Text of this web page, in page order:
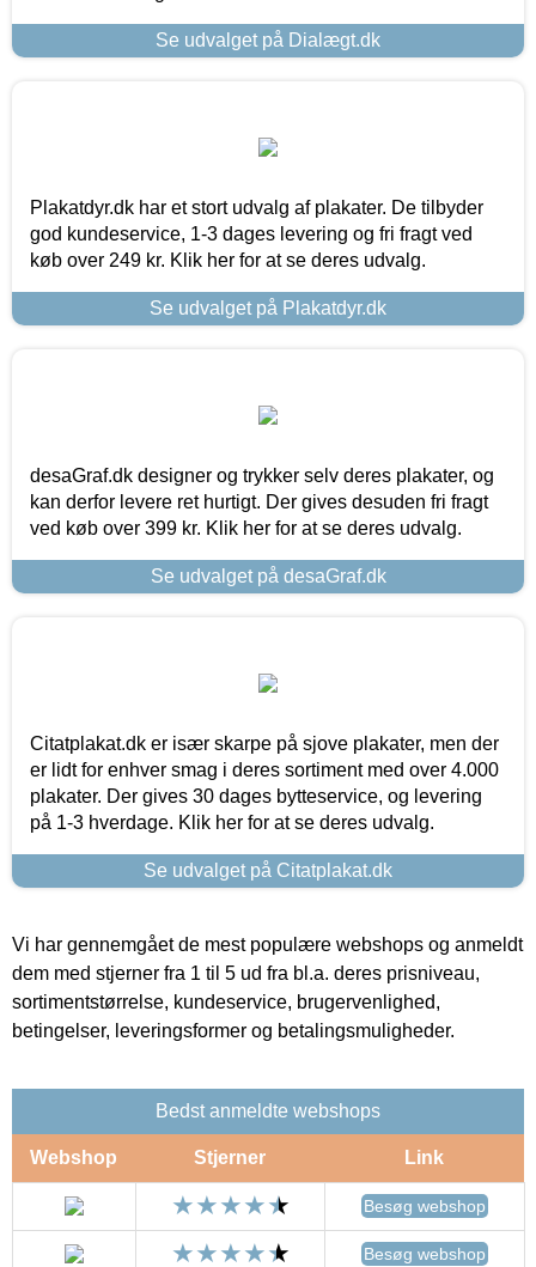
Se udvalget på Dialægt.dk
Plakatdyr.dk har et stort udvalg af plakater. De tilbyder
god kundeservice, 1-3 dages levering og fri fragt ved
køb over 249 kr. Klik her for at se deres udvalg.
Se udvalget på Plakatdyr.dk
desaGraf.dk designer og trykker selv deres plakater, og
kan derfor levere ret hurtigt. Der gives desuden fri fragt
ved køb over 399 kr. Klik her for at se deres udvalg.
Se udvalget på desaGraf.dk
Citatplakat.dk er især skarpe på sjove plakater, men der
er lidt for enhver smag i deres sortiment med over 4.000
plakater. Der gives 30 dages bytteservice, og levering
på 1-3 hverdage. Klik her for at se deres udvalg.
Se udvalget på Citatplakat.dk
Vi har gennemgået de mest populære webshops og anmeldt
dem med stjerner fra 1 til 5 ud fra bl.a. deres prisniveau,
sortimentstørrelse, kundeservice, brugervenlighed,
betingelser, leveringsformer og betalingsmuligheder.
Bedst anmeldte webshops
Webshop Stjerner Link
Besøg webshop
Besøg webshop